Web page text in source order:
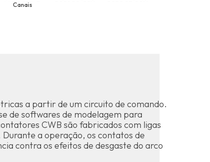
Canais
a partir de um circuito de comando.
de softwares de modelagem para
CWB são fabricados com ligas
a operação, os contatos de
contra os efeitos de desgaste do arco